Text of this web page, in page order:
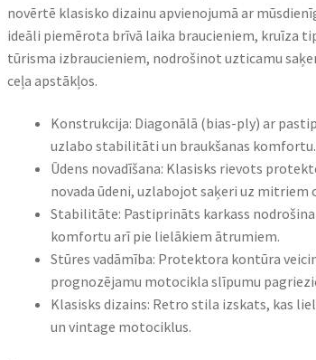
novērtē klasisko dizainu apvienojumā ar
ideāli piemērota brīvā laika braucieniem, kruīza
tūrisma izbraucieniem, nodrošinot uzticamu
ceļa apstākļos.​
Konstrukcija: Diagonālā (bias-ply) ar
uzlabo stabilitāti un braukšanas komfortu.​
Ūdens novadīšana: Klasisks rievots
novada ūdeni, uzlabojot saķeri uz mitriem
Stabilitāte: Pastiprināts karkass
komfortu arī pie lielākiem ātrumiem.​
Stūres vadāmība: Protektora kontūra
prognozējamu motocikla slīpumu
Klasisks dizains: Retro stila izskats, kas
un vintage motociklus.​